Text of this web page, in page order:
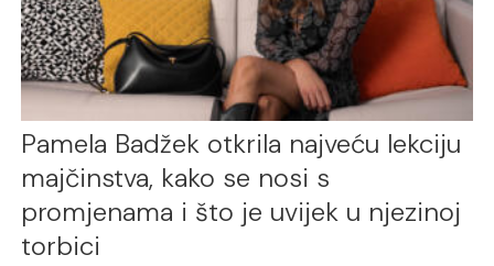
Pamela Badžek otkrila najveću lekciju
majčinstva, kako se nosi s
promjenama i što je uvijek u njezinoj
torbici